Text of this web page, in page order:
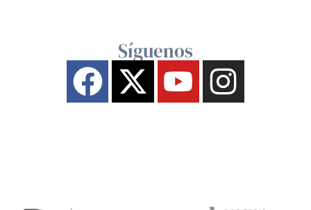
Síguenos